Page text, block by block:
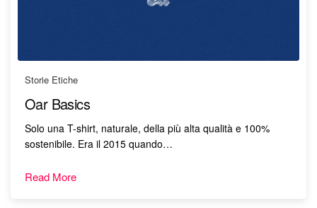
Storie Etiche
Oar Basics
Solo una T-shirt, naturale, della più alta qualità e 100%
sostenibile. Era il 2015 quando…
Read More